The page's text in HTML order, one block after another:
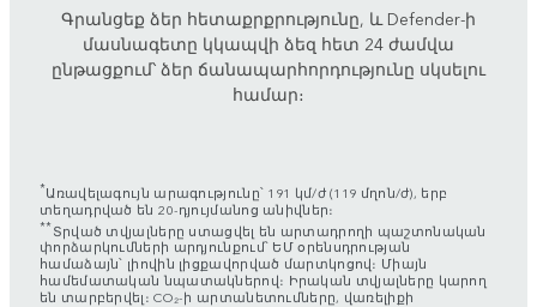
Գրանցեք ձեր հետաքրքրությունը, և Defender-ի
մասնագետը կկապվի ձեզ հետ 24 ժամվա
ընթացքում՝ ձեր ճանապարհորդությունը սկսելու
համար։
*Առավելագույն արագությունը՝ 191 կմ/ժ (119 մղոն/ժ), երբ
տեղադրված են 20-դյույմանոց անիվներ։
**Տրված տվյալները ստացվել են արտադրողի պաշտոնական
փորձարկումների արդյունքում՝ ԵՄ օրենսդրության
համաձայն՝ լիովին լիցքավորված մարտկոցով։ Միայն
համեմատական նպատակներով։ Իրական տվյալները կարող
են տարբերվել։ CO₂-ի արտանետումները, վառելիքի